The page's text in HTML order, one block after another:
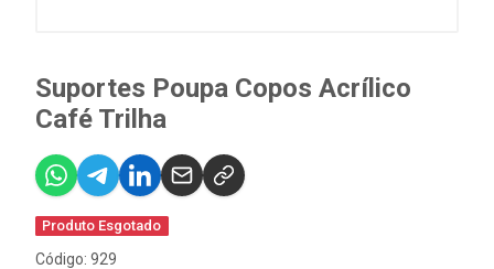
Suportes Poupa Copos Acrílico
Café Trilha
Produto Esgotado
Código: 929